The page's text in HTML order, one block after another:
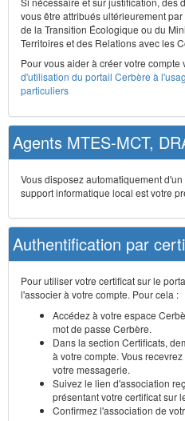
vous être attribués ultérieurement
de la Transition Écologique ou du
Territoires et des Relations avec les
Pour vous aider à créer votre
d'utilisation du portail Cerbère à
particuliers
Agents MTES-MCT,
Vous disposez automatiquement
support informatique local est votre
Authentification par
Pour utiliser votre certificat sur le
l'associer à votre compte. Pour cela :
Accédez à votre espace
mot de passe Cerbère.
Dans la section Certificats,
à votre compte. Vous
votre messagerie.
Suivez le lien d'association
présentant votre certificat sur
Confirmez l'association de